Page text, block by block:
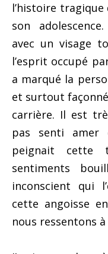
l’histoire
son
avec un visage
l’esprit occupé
a marqué la
et surtout
carrière. Il est
pas senti amer
peignait cette
sentiments
inconscient qui
cette angoisse
nous ressentons